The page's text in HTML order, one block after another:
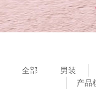
全部 男装
产品